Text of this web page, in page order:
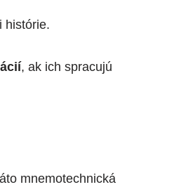
histórie.
, ak ich spracujú
mnemotechnická